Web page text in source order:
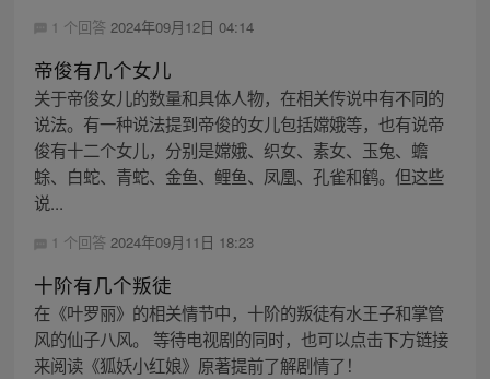
1 个回答 2024年09月12日 04:14
帝俊有几个女儿
关于帝俊女儿的数量和具体人物，在相关传说中有不同的
说法。有一种说法提到帝俊的女儿包括嫦娥等，也有说帝
俊有十二个女儿，分别是嫦娥、织女、素女、玉兔、蟾
蜍、白蛇、青蛇、金鱼、鲤鱼、凤凰、孔雀和鹤。但这些
说...
1 个回答 2024年09月11日 18:23
十阶有几个叛徒
在《叶罗丽》的相关情节中，十阶的叛徒有水王子和掌管
风的仙子八风。 等待电视剧的同时，也可以点击下方链接
来阅读《狐妖小红娘》原著提前了解剧情了！